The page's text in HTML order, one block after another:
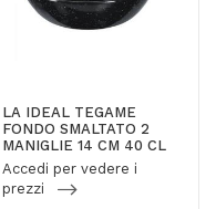
LA IDEAL TEGAME
FONDO SMALTATO 2
MANIGLIE 14 CM 40 CL
Accedi per vedere i
prezzi